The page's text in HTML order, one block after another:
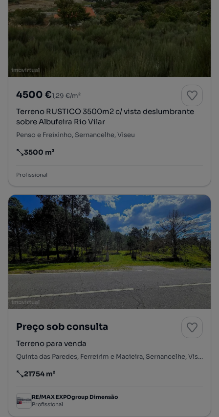
4500 €1,29 €/m²
Terreno RUSTICO 3500m2 c/ vista deslumbrante
sobre Albufeira Rio Vilar
Penso e Freixinho, Sernancelhe, Viseu
Preço por metro quadrado
3500 m²
Profissional
Preço sob consulta
Terreno para venda
Quinta das Paredes, Ferreirim e Macieira, Sernancelhe, Viseu
Preço por metro quadrado
21754 m²
RE/MAX EXPOgroup Dimensão
Profissional